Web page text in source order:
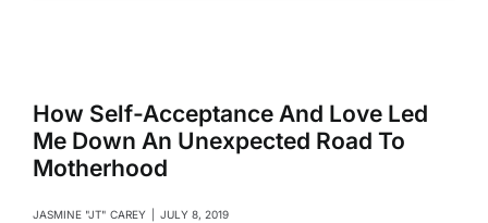
Family
Health
How Self-Acceptance And Love Led
Me Down An Unexpected Road To
Motherhood
JASMINE "JT" CAREY JULY 8, 2019